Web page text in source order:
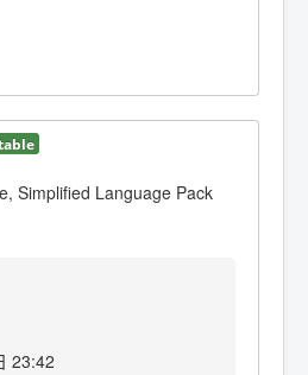
Simplified Language Pack
23:42